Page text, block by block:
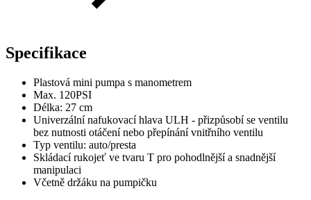
Specifikace
Plastová mini pumpa s manometrem
Max. 120PSI
Délka: 27 cm
Univerzální nafukovací hlava ULH - přizpůsobí se ventilu
bez nutnosti otáčení nebo přepínání vnitřního ventilu
Typ ventilu: auto/presta
Skládací rukojeť ve tvaru T pro pohodlnější a snadnější
manipulaci
Včetně držáku na pumpičku